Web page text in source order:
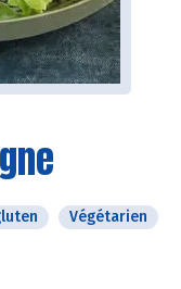
Végétarien